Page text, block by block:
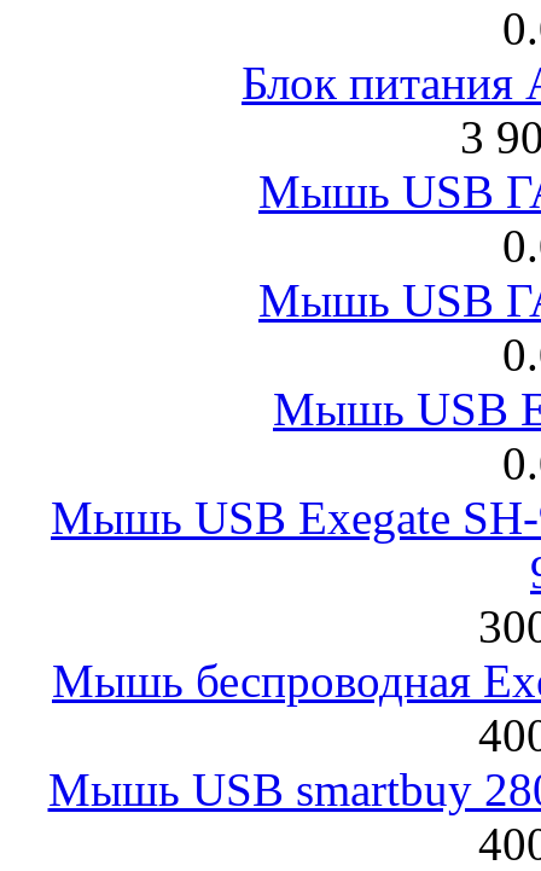
Блок питания
3
Мышь USB
Мышь USB
Мышь USB
Мышь USB Exegate
Мышь беспроводная
Мышь USB smartbuy